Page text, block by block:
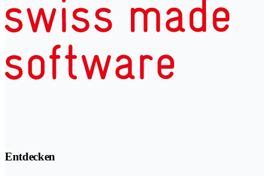
Entdecken